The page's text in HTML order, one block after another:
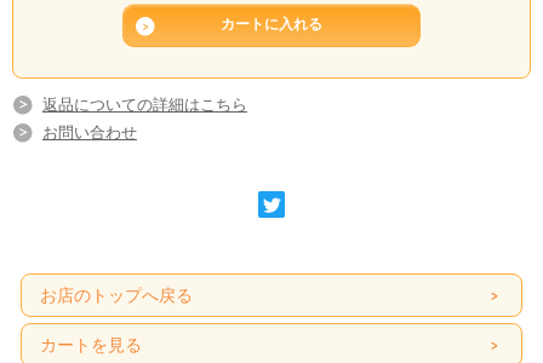
返品についての詳細はこちら
お問い合わせ
お店のトップへ戻る
カートを見る